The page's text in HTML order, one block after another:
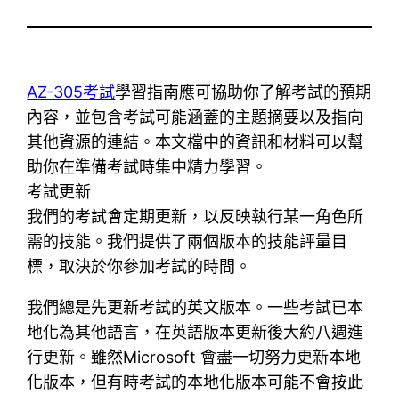
AZ-305考試學習指南應可協助你了解考試的預期
內容，並包含考試可能涵蓋的主題摘要以及指向
其他資源的連結。本文檔中的資訊和材料可以幫
助你在準備考試時集中精力學習。
考試更新
我們的考試會定期更新，以反映執行某一角色所
需的技能。我們提供了兩個版本的技能評量目
標，取決於你參加考試的時間。
我們總是先更新考試的英文版本。一些考試已本
地化為其他語言，在英語版本更新後大約八週進
行更新。雖然Microsoft 會盡一切努力更新本地
化版本，但有時考試的本地化版本可能不會按此